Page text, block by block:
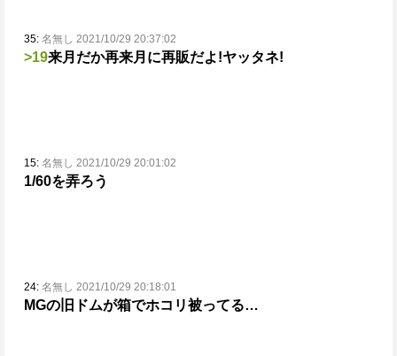
35: 名無し 2021/10/29 20:37:02
>19来月だか再来月に再販だよ!ヤッタネ!
15: 名無し 2021/10/29 20:01:02
1/60を弄ろう
24: 名無し 2021/10/29 20:18:01
MGの旧ドムが箱でホコリ被ってる…